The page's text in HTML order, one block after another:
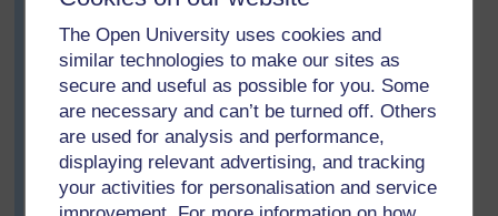
The Open University uses cookies and
similar technologies to make our sites as
secure and useful as possible for you. Some
are necessary and can’t be turned off. Others
are used for analysis and performance,
displaying relevant advertising, and tracking
your activities for personalisation and service
colonnes:
Plantes que je peux trouver à côté de l'école
Cette plante est-elle cultivée ?
Est-ce que j'utilise cette plante ? Et si oui,
comment je l'utilise ?
(VoirRessource 1 : Tableau de récapitulation des
plantes ).